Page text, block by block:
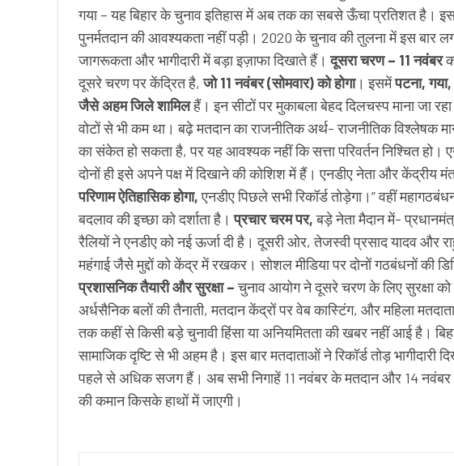
गया – यह बिहार के चुनाव इतिहास में अब तक का सबसे ऊँचा प्रतिशत है।
पुनर्मतदान की आवश्यकता नहीं पड़ी। 2020 के चुनाव की तुलना में इस बार
जागरूकता और भागीदारी में बड़ा इज़ाफा दिखाते हैं।दूसरा चरण – 11 नवंबर
दूसरे चरण पर केंद्रित है,जो 11 नवंबर (सोमवार) को होगा। इसमेंपटना,
जैसे अहम जिले शामिलहैं। इन सीटों पर मुकाबला बेहद दिलचस्प माना जा
वोटों से भी कम था। बढ़े मतदान का राजनीतिक अर्थ- राजनीतिक विश्लेषक
का संकेत हो सकता है, पर यह आवश्यक नहीं कि सत्ता परिवर्तन निश्चित
दोनों ही इसे अपने पक्ष में दिखाने की कोशिश में हैं। एनडीए नेता और केंद्रीय
परिणाम ऐतिहासिक होगा,एनडीए पिछले सभी रिकॉर्ड तोड़ेगा।” वहीं
बदलाव की इच्छा को दर्शाता है।प्रचार चरम पर,बड़े नेता मैदान में-
रैलियों ने एनडीए को नई ऊर्जा दी है। दूसरी ओर, तेजस्वी प्रसाद यादव और
महंगाई जैसे मुद्दों को केंद्र में रखकर। सोशल मीडिया पर दोनों गठबंधनों की
प्रशासनिक तैयारी और सुरक्षा –चुनाव आयोग ने दूसरे चरण के लिए सुरक्षा को
अर्धसैनिक बलों की तैनाती, मतदान केंद्रों पर वेब कास्टिंग, और महिला
तक कहीं से किसी बड़े चुनावी हिंसा या अनियमितता की खबर नहीं आई है।
सामाजिक दृष्टि से भी अहम है। इस बार मतदाताओं ने रिकॉर्ड तोड़
पहले से अधिक सजग हैं। अब सभी निगाहें 11 नवंबर के मतदान और 14 नवंबर
की कमान किसके हाथों में जाएगी।